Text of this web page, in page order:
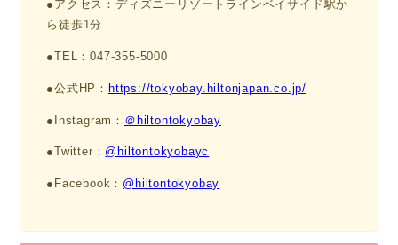
●アクセス：ディズニーリゾートラインベイサイド駅か
ら徒歩1分
●TEL：047-355-5000
●公式HP： https://tokyobay.hiltonjapan.co.jp/
●Instagram： ＠hiltontokyobay
●Twitter： @hiltontokyobayc
●Facebook： @hiltontokyobay